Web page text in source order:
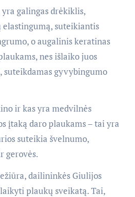
galingas drėkiklis,
suteikiantis
o augalinis keratinas
nes išlaiko juos
suteikdamas gyvybingumo
ir kas yra medvilnės
įtaką daro plaukams – tai yra
suteikia švelnumo,
gerovės.
dailininkės Giulijos
plaukų sveikatą. Tai,